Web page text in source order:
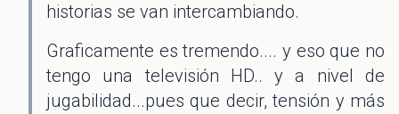
historias se van intercambiando.
Graficamente es tremendo.... y eso que no
tengo una televisión HD.. y a nivel de
jugabilidad...pues que decir, tensión y más